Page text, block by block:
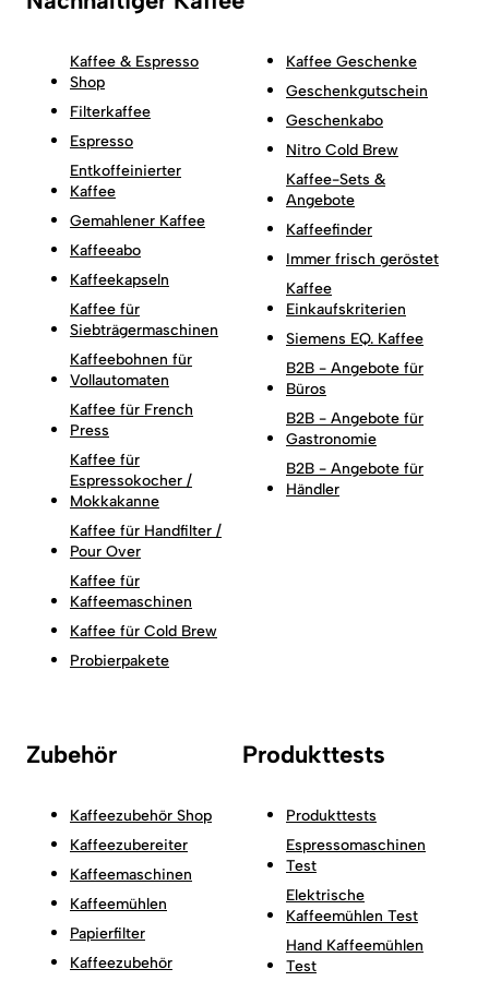
Kaffee & Espresso
Shop
Filterkaffee
Espresso
Entkoffeinierter
Kaffee
Gemahlener Kaffee
Kaffeeabo
Kaffeekapseln
Kaffee für
Siebträgermaschinen
Kaffeebohnen für
Vollautomaten
Kaffee für French
Press
Kaffee für
Espressokocher /
Mokkakanne
Kaffee für Handfilter /
Pour Over
Kaffee für
Kaffeemaschinen
Kaffee für Cold Brew
Probierpakete
Kaffee Geschenke
Geschenkgutschein
Geschenkabo
Nitro Cold Brew
Kaffee-Sets &
Angebote
Kaffeefinder
Immer frisch geröstet
Kaffee
Einkaufskriterien
Siemens EQ. Kaffee
B2B - Angebote für
Büros
B2B - Angebote für
Gastronomie
B2B - Angebote für
Händler
Zubehör
Kaffeezubehör Shop
Kaffeezubereiter
Kaffeemaschinen
Kaffeemühlen
Papierfilter
Kaffeezubehör
Produkttests
Produkttests
Espressomaschinen
Test
Elektrische
Kaffeemühlen Test
Hand Kaffeemühlen
Test